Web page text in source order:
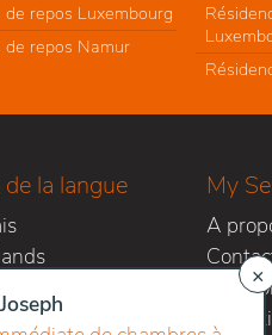
de repos Luxembourg
de repos Namur
la langue My
A
×